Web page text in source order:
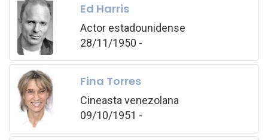
Ed Harris
Actor estadounidense
28/11/1950 -
Fina Torres
Cineasta venezolana
09/10/1951 -